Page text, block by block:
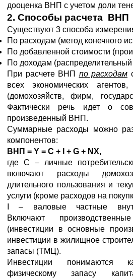
дооценка ВНП с учетом доли
2. Способы расчета ВНП
Существуют 3 способа
По расходам (метод конечного
По добавленной стоимости
По доходам (распределительный
При расчете ВНП по расходам
всех экономических
(домохозяйств, фирм,
Фактически речь идет о
произведенный ВНП.
Суммарные расходы можно
компонентов:
ВНП = Y = C + I + G + NX,
где C – личные
включают расходы
длительного пользования и
услуги (кроме расходов на
I – валовые частные
Включают
(инвестиции в основные
инвестиции в жилищное
запасы (ТМЦ).
Инвестиции понимаются
физическому запасу